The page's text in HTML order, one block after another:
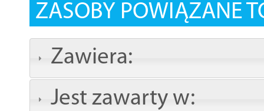
ZASOBY POWIĄZANE
Zawiera:
Jest zawarty w: